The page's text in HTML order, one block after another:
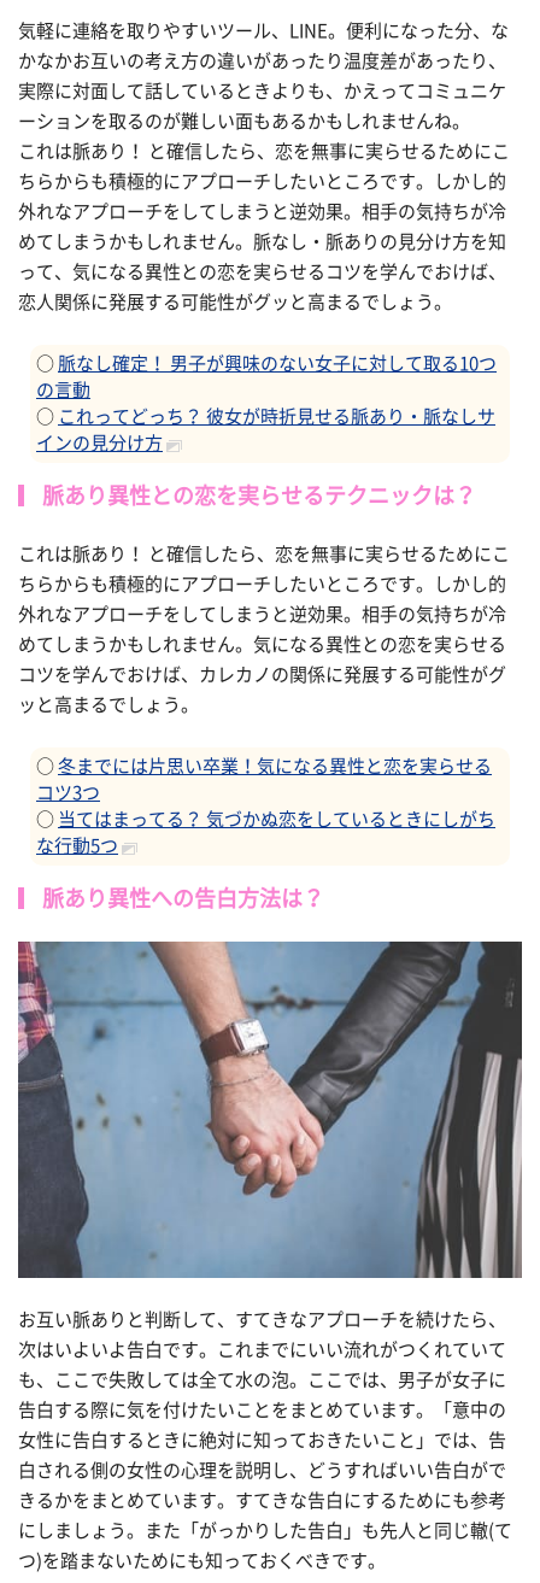
気軽に連絡を取りやすいツール、LINE。便利になった分、な
かなかお互いの考え方の違いがあったり温度差があったり、
実際に対面して話しているときよりも、かえってコミュニケ
ーションを取るのが難しい面もあるかもしれませんね。
これは脈あり！ と確信したら、恋を無事に実らせるためにこ
ちらからも積極的にアプローチしたいところです。しかし的
外れなアプローチをしてしまうと逆効果。相手の気持ちが冷
めてしまうかもしれません。脈なし・脈ありの見分け方を知
って、気になる異性との恋を実らせるコツを学んでおけば、
恋人関係に発展する可能性がグッと高まるでしょう。
○ 脈なし確定！ 男子が興味のない女子に対して取る10つ
の言動
○ これってどっち？ 彼女が時折見せる脈あり・脈なしサ
インの見分け方
脈あり異性との恋を実らせるテクニックは？
これは脈あり！ と確信したら、恋を無事に実らせるためにこ
ちらからも積極的にアプローチしたいところです。しかし的
外れなアプローチをしてしまうと逆効果。相手の気持ちが冷
めてしまうかもしれません。気になる異性との恋を実らせる
コツを学んでおけば、カレカノの関係に発展する可能性がグ
ッと高まるでしょう。
○ 冬までには片思い卒業！気になる異性と恋を実らせる
コツ3つ
○ 当てはまってる？ 気づかぬ恋をしているときにしがち
な行動5つ
脈あり異性への告白方法は？
お互い脈ありと判断して、すてきなアプローチを続けたら、
次はいよいよ告白です。これまでにいい流れがつくれていて
も、ここで失敗しては全て水の泡。ここでは、男子が女子に
告白する際に気を付けたいことをまとめています。「意中の
女性に告白するときに絶対に知っておきたいこと」では、告
白される側の女性の心理を説明し、どうすればいい告白がで
きるかをまとめています。すてきな告白にするためにも参考
にしましょう。また「がっかりした告白」も先人と同じ轍(て
つ)を踏まないためにも知っておくべきです。